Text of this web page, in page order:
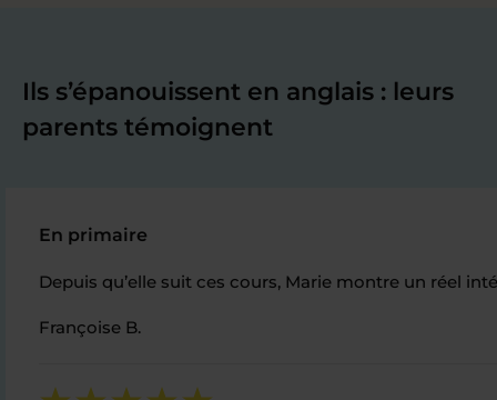
Ils s’épanouissent en anglais : leurs
parents témoignent
En primaire
Depuis qu’elle suit ces cours, Marie montre un réel
Françoise B.